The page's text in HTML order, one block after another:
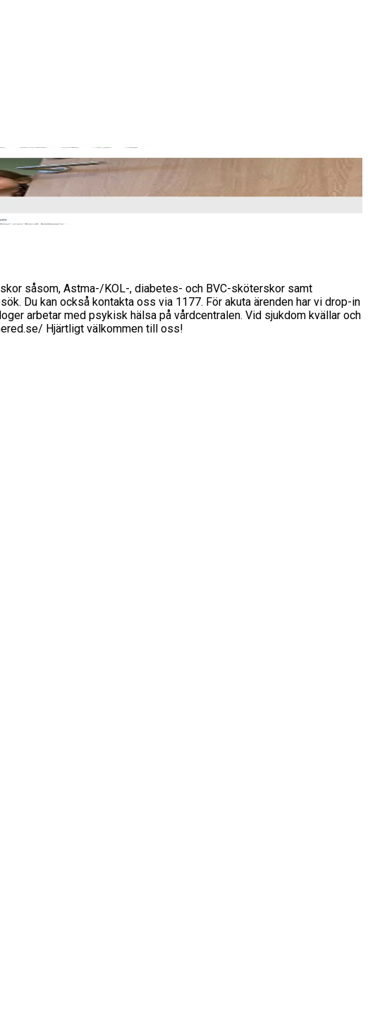
såsom, Astma-/KOL-, diabetes- och BVC-sköterskor samt
Du kan också kontakta oss via 1177. För akuta ärenden har vi drop-in
arbetar med psykisk hälsa på vårdcentralen. Vid sjukdom kvällar och
Hjärtligt välkommen till oss!